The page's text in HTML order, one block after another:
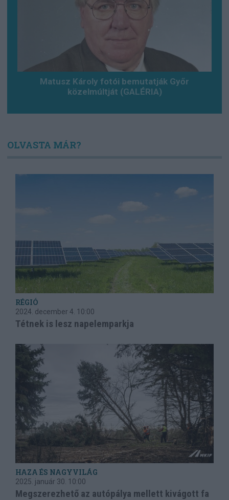
Matusz Károly fotói bemutatják Győr
közelmúltját (GALÉRIA)
OLVASTA MÁR?
RÉGIÓ
2024. december 4. 10:00
Tétnek is lesz napelemparkja
HAZA ÉS NAGYVILÁG
2025. január 30. 10:00
Megszerezhető az autópálya mellett kivágott fa